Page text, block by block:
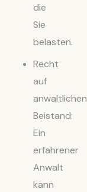
die
Sie
belasten.
Recht
auf
anwaltlichen
Beistand:
Ein
erfahrener
Anwalt
kann